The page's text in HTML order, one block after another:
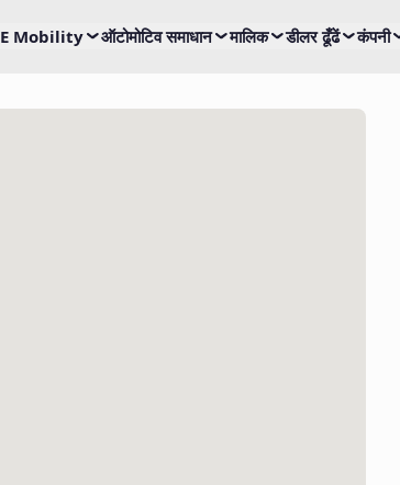
E Mobility ऑटोमोटिव समाधान मालिक डीलर ढूँढें कंपनी